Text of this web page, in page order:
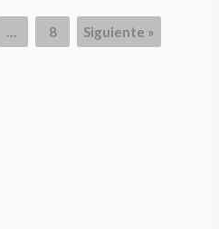
… 8 Siguiente »